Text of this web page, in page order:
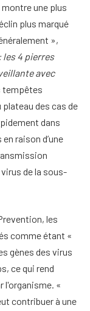
une plus
plus marqué
»,
les 4 pierres
avec
tempêtes
des cas de
dans
raison d’une
de la sous-
les
comme étant «
gènes des virus
ce qui rend
l'organisme. «
contribuer à une